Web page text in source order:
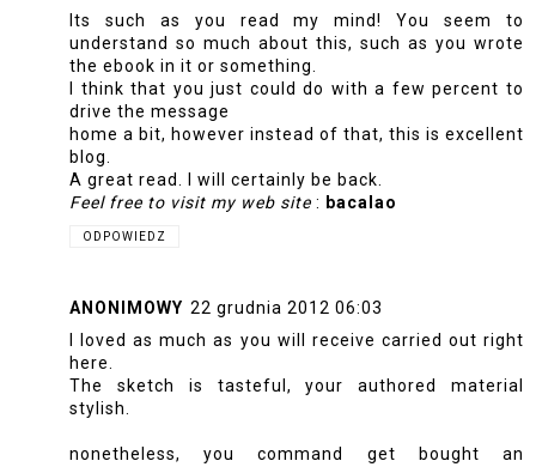
Its such as you read my mind! You seem to
understand so much about this, such as you wrote
the ebook in it or something.
I think that you just could do with a few percent to
drive the message
home a bit, however instead of that, this is excellent
blog.
A great read. I will certainly be back.
Feel free to visit my web site : bacalao
ODPOWIEDZ
ANONIMOWY 22 grudnia 2012 06:03
I loved as much as you will receive carried out right
here.
The sketch is tasteful, your authored material
stylish.
nonetheless, you command get bought an